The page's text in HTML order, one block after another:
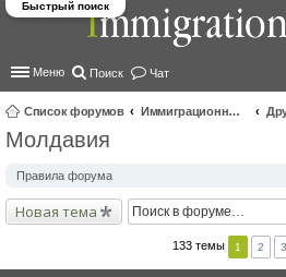
Меню Поиск Чат
Список форумов Иммиграционные форумы | Immigration forums
Быстрый поиск
Молдавия
Правила форума
Новая тема
133 темы 1 2 3